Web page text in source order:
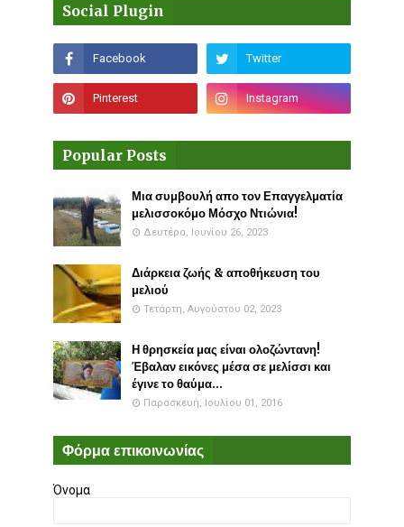
Social Plugin
Popular Posts
Μια συμβουλή απο τον Επαγγελματία
μελισσοκόμο Μόσχο Ντιώνια!
Δευτέρα, Ιουνίου 26, 2023
Διάρκεια ζωής & αποθήκευση του
μελιού
Τετάρτη, Αυγούστου 02, 2023
Η θρησκεία μας είναι ολοζώντανη!
Έβαλαν εικόνες μέσα σε μελίσσι και
έγινε το θαύμα...
Παρασκευή, Ιουλίου 01, 2016
Φόρμα επικοινωνίας
Όνομα